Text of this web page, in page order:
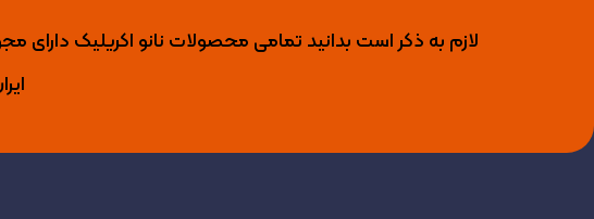
لازم به ذکر است بدانید تمامی محصولات نانو اکریلیک دارای